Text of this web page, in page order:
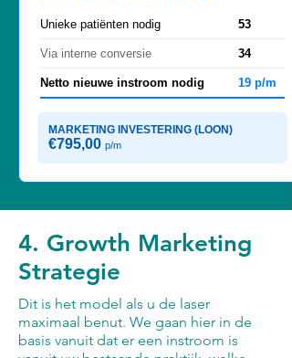
Unieke patiënten nodig 53
Via interne conversie 34
Netto nieuwe instroom nodig 19 p/m
MARKETING INVESTERING (LOON)
€795,00 p/m
4. Growth Marketing
Strategie
Dit is het model als u de laser
maximaal benut. We gaan hier in de
basis vanuit dat er een instroom is